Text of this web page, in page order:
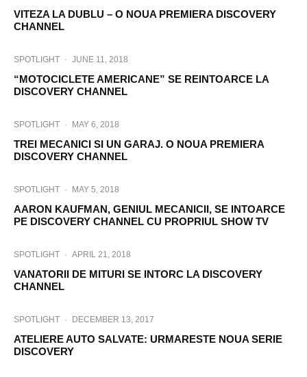
VITEZA LA DUBLU – O NOUA PREMIERA DISCOVERY
CHANNEL
SPOTLIGHT · JUNE 11, 2018
“MOTOCICLETE AMERICANE” SE REINTOARCE LA
DISCOVERY CHANNEL
SPOTLIGHT · MAY 6, 2018
TREI MECANICI SI UN GARAJ. O NOUA PREMIERA
DISCOVERY CHANNEL
SPOTLIGHT · MAY 5, 2018
AARON KAUFMAN, GENIUL MECANICII, SE INTOARCE
PE DISCOVERY CHANNEL CU PROPRIUL SHOW TV
SPOTLIGHT · APRIL 21, 2018
VANATORII DE MITURI SE INTORC LA DISCOVERY
CHANNEL
SPOTLIGHT · DECEMBER 13, 2017
ATELIERE AUTO SALVATE: URMARESTE NOUA SERIE
DISCOVERY